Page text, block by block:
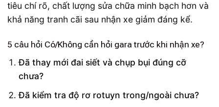
tiêu chí rõ, chất lượng sửa chữa minh bạch hơn và
khả năng tranh cãi sau nhận xe giảm đáng kể.
5 câu hỏi Có/Không cần hỏi gara trước khi nhận xe?
Đã thay mới đai siết và chụp bụi đúng cỡ
chưa?
Đã kiểm tra độ rơ rotuyn trong/ngoài chưa?